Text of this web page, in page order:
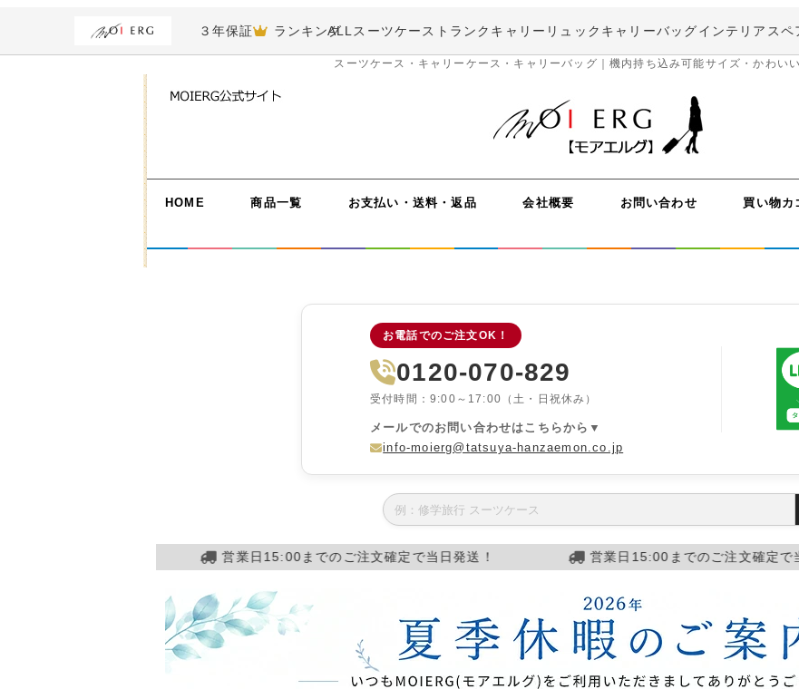
３年保証 ランキング
ALL スーツケース トランクキャリー リュックキャリーバッグインテリア スペ
スーツケース・キャリーケース・キャリーバッグ｜機内持ち込み可能サイズ・かわい
HOME 商品一覧 お支払い・送料・返品 会社概要 お問い合わせ 買い物カ
お電話でのご注文OK！
0120-070-829
受付時間：9:00～17:00（土・日祝休み）
メールでのお問い合わせはこちらから▼
info-moierg@tatsuya-hanzaemon.co.jp
営業日15:00までのご注文確定で当日発送！ 営業日15:00までのご注文確定で当日発送！